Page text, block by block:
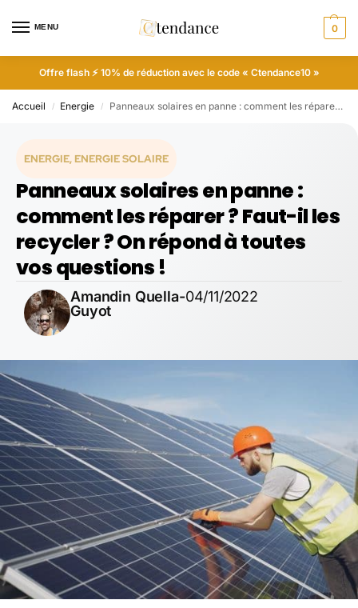
MENU 0
Offre flash ⚡ 10% de réduction avec le code « Ctendance10 »
Accueil / Energie / Panneaux solaires en panne : comment les réparer ? Faut-il les recycler ? On répond à toutes vos questions !
ENERGIE, ENERGIE SOLAIRE
Panneaux solaires en panne :
comment les réparer ? Faut-il les
recycler ? On répond à toutes
vos questions !
Amandin Quella-
Guyot
04/11/2022